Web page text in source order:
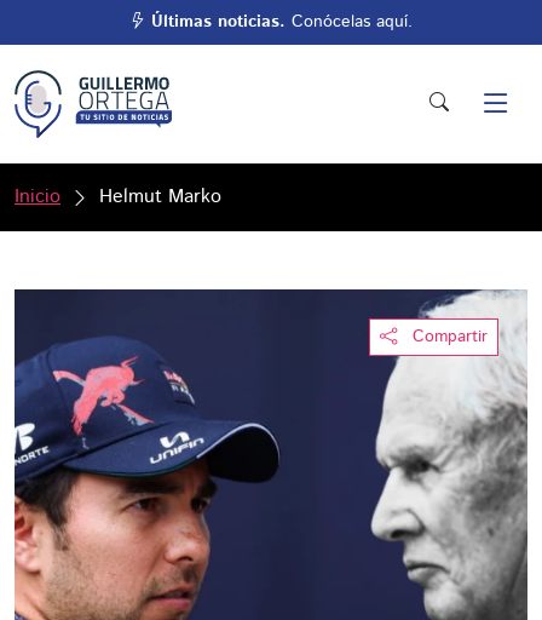
Últimas noticias. Conócelas aquí.
Inicio Helmut Marko
Compartir